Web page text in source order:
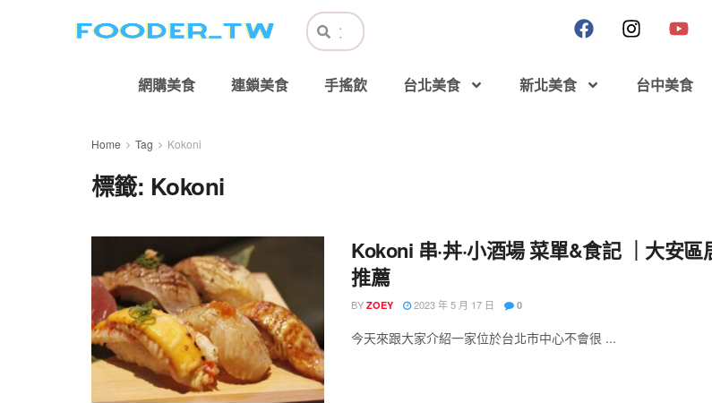
網購美食 連鎖美食 手搖飲 台北美食 新北美食 台中美食
Home Tag Kokoni
標籤: Kokoni
Kokoni 串·丼·小酒場 菜單&食記 ｜大安區
推薦
BY ZOEY 2023 年 5 月 17 日 0
今天來跟大家介紹一家位於台北市中心不會很 ...